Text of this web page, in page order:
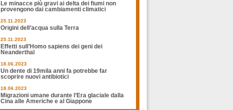
Le minacce più gravi ai delta dei fiumi non
provengono dai cambiamenti climatici
25.11.2023
Origini dell’acqua sulla Terra
25.11.2023
Effetti sull’Homo sapiens dei geni dei
Neanderthal
18.06.2023
Un dente di 19mila anni fa potrebbe far
scoprire nuovi antibiotici
18.06.2023
Migrazioni umane durante l’Era glaciale dalla
Cina alle Americhe e al Giappone